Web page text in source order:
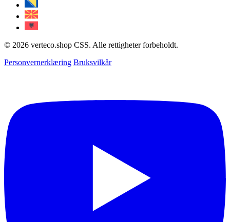
© 2026 verteco.shop CSS. Alle rettigheter forbeholdt.
Personvernerklæring Bruksvilkår